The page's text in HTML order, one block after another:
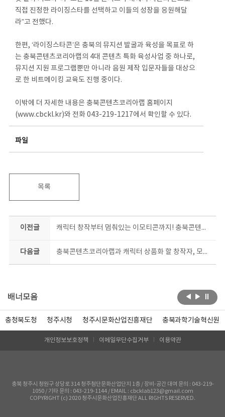
직접 진정한 라이징스타를 선택하고 이들의 성장을 응원해달
라”고 전했다.
한편, ‘라이징스타콘’은 충북의 뮤지션 발굴과 육성을 목표로 하
는 충북콘텐츠코리아랩의 4대 콘텐츠 특화 육성사업 중 하나로,
뮤지션 지원 프로그램뿐만 아니라 음원 제작 입문자들을 대상으
로 한 비트메이킹 교육도 진행 중이다.
이밖에 더 자세한 내용은 충북콘텐츠코리아랩 홈페이지
(www.cbckl.kr)와 전화 043-219-1217에서 확인할 수 있다.
파일
목록
이전글 캐릭터 창작부터 멈춰있는 이모티콘까지! 충북콘텐츠코리아랩, 2개 과정 수강생 동시모집
다음글 충북콘텐츠코리아랩과 캐릭터 상품화 할 창작자, 모여라!
배너모음
충청북도청 청주시청 청주시문화산업진흥재단 충북과학기술혁신원
개인정보보호정책 이메일무단수집거부 이용약관
충북 청주시 청원구 상당로 314 청주첨단문화산업단지 1층 / 장비-공간 대여 문의 : 043-219-
1050 / 기타 문의 : 043-219-1144 / EMAIL : cbcklab123@gmail.com
COPYRIGHT (c) 2020 청주시문화산업진흥재단 ALL RIGHTS RESERVED.